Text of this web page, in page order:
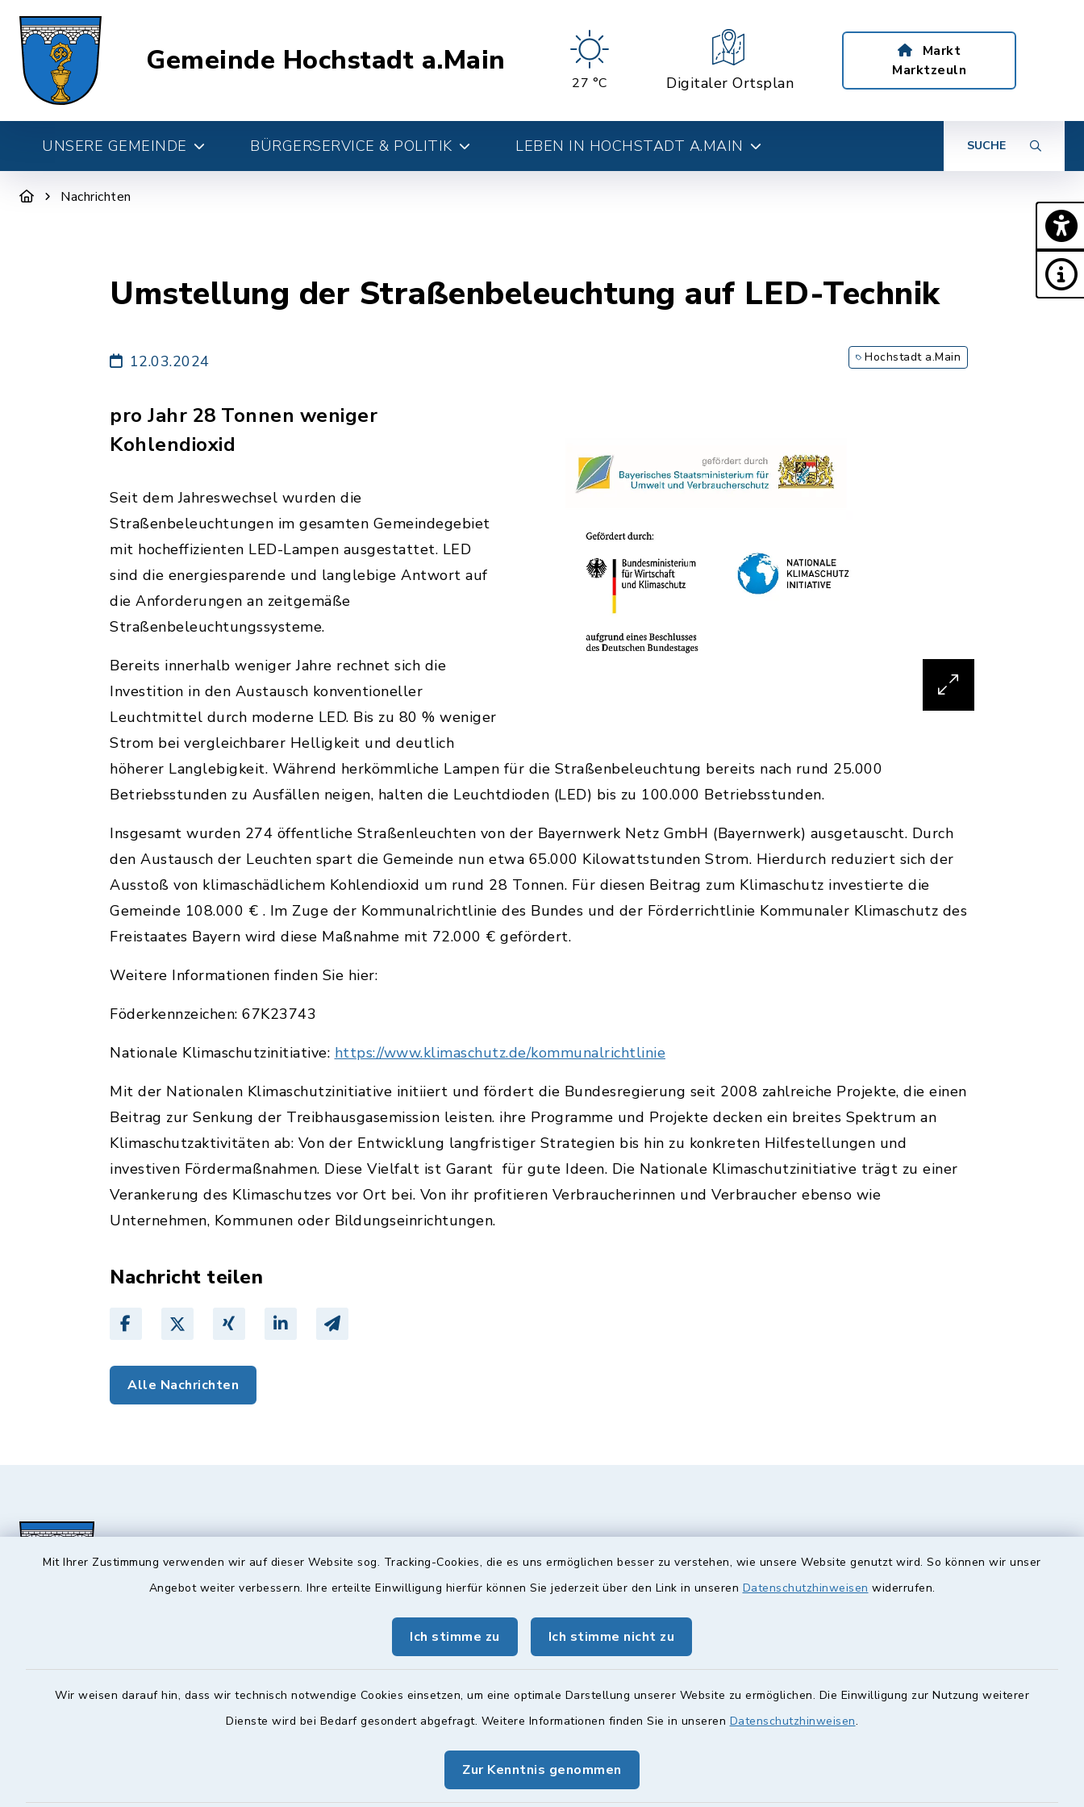
Mit Ihrer Zustimmung verwenden wir auf dieser Website sog. Tracking-Cookies, die es uns ermöglichen besser zu verstehen, wie unsere Website genutzt wird. So können wir unser
Angebot weiter verbessern. Ihre erteilte Einwilligung hierfür können Sie jederzeit über den Link in unseren Datenschutzhinweisen widerrufen.
Ich stimme zu Ich stimme nicht zu
Wir weisen darauf hin, dass wir technisch notwendige Cookies einsetzen, um eine optimale Darstellung unserer Website zu ermöglichen. Die Einwilligung zur Nutzung weiterer
Dienste wird bei Bedarf gesondert abgefragt. Weitere Informationen finden Sie in unseren Datenschutzhinweisen.
Zur Kenntnis genommen
Gemeinde Hochstadt a.Main
27 °C Digitaler Ortsplan
Markt
Marktzeuln
UNSERE GEMEINDE BÜRGERSERVICE & POLITIK LEBEN IN HOCHSTADT A.MAIN SUCHE
Nachrichten
Umstellung der Straßenbeleuchtung auf LED-Technik
12.03.2024 Hochstadt a.Main
pro Jahr 28 Tonnen weniger
Kohlendioxid
Seit dem Jahreswechsel wurden die
Straßenbeleuchtungen im gesamten Gemeindegebiet
mit hocheffizienten LED-Lampen ausgestattet. LED
sind die energiesparende und langlebige Antwort auf
die Anforderungen an zeitgemäße
Straßenbeleuchtungssysteme.
Bereits innerhalb weniger Jahre rechnet sich die
Investition in den Austausch konventioneller
Leuchtmittel durch moderne LED. Bis zu 80 % weniger
Strom bei vergleichbarer Helligkeit und deutlich
höherer Langlebigkeit. Während herkömmliche Lampen für die Straßenbeleuchtung bereits nach rund 25.000
Betriebsstunden zu Ausfällen neigen, halten die Leuchtdioden (LED) bis zu 100.000 Betriebsstunden.
Insgesamt wurden 274 öffentliche Straßenleuchten von der Bayernwerk Netz GmbH (Bayernwerk) ausgetauscht. Durch
den Austausch der Leuchten spart die Gemeinde nun etwa 65.000 Kilowattstunden Strom. Hierdurch reduziert sich der
Ausstoß von klimaschädlichem Kohlendioxid um rund 28 Tonnen. Für diesen Beitrag zum Klimaschutz investierte die
Gemeinde 108.000 € . Im Zuge der Kommunalrichtlinie des Bundes und der Förderrichtlinie Kommunaler Klimaschutz des
Freistaates Bayern wird diese Maßnahme mit 72.000 € gefördert.
Weitere Informationen finden Sie hier:
Föderkennzeichen: 67K23743
Nationale Klimaschutzinitiative: https://www.klimaschutz.de/kommunalrichtlinie
Mit der Nationalen Klimaschutzinitiative initiiert und fördert die Bundesregierung seit 2008 zahlreiche Projekte, die einen
Beitrag zur Senkung der Treibhausgasemission leisten. ihre Programme und Projekte decken ein breites Spektrum an
Klimaschutzaktivitäten ab: Von der Entwicklung langfristiger Strategien bis hin zu konkreten Hilfestellungen und
investiven Fördermaßnahmen. Diese Vielfalt ist Garant für gute Ideen. Die Nationale Klimaschutzinitiative trägt zu einer
Verankerung des Klimaschutzes vor Ort bei. Von ihr profitieren Verbraucherinnen und Verbraucher ebenso wie
Unternehmen, Kommunen oder Bildungseinrichtungen.
Nachricht teilen
Alle Nachrichten
Öffnungszeiten Bürgersprechstunde
Obermain Jura